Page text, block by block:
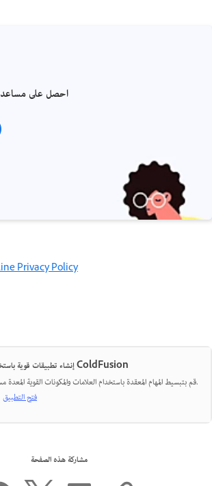
احصل على
Privacy Policy
إنشاء تطبيقات قوية باستخدام ColdFusion
قم بتبسيط المهام المعقدة باستخدام العلامات والمكونات القوية المعدة مسبقًا.
فتح التطبيق
مشاركة هذه الصفحة